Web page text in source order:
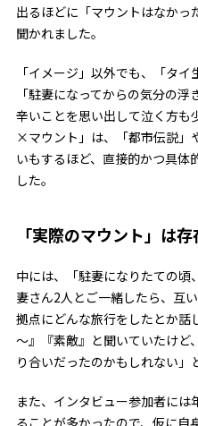
出るほどに「マウントはなかっ
聞かれました。
「イメージ」以外でも、「タ
「駐妻になってからの気分の
辛いことを思い出して泣く方も
×マウント」は、「都市伝説」
いもするほど、直接的かつ具体
した。
「実際のマウント」は存
中には、「駐妻になりたての
妻さん2人とご一緒したら、互
拠点にどんな旅行をしたとか話
～』『素敵』と聞いていたけど
り合いだったのかもしれない」
また、インタビュー参加者には
ることが多かったので、仮に自